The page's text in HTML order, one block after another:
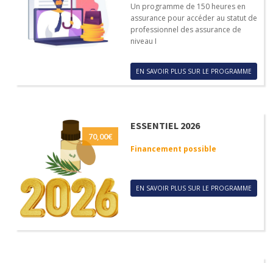
Un programme de 150 heures en
assurance pour accéder au statut de
professionnel des assurance de
niveau I
EN SAVOIR PLUS SUR LE PROGRAMME
70,00€
ESSENTIEL 2026
Financement possible
EN SAVOIR PLUS SUR LE PROGRAMME